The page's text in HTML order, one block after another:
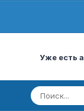
Уже есть